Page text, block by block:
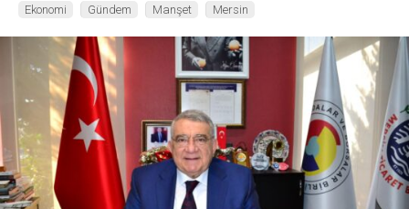
Ekonomi Gündem Manşet Mersin